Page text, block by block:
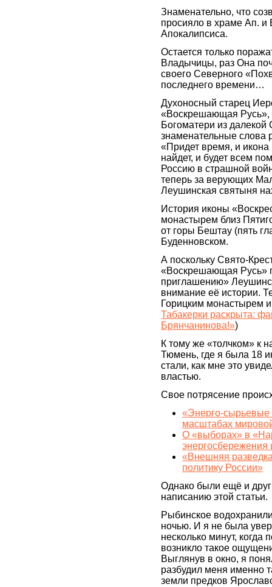
Знаменательно, что
просияло в храме Ап. и
Апокалипсиса.
Остается только
Владычицы, раз Она
своего Северного
последнего времени…
Духоносный старец
«Воскрешающая Русь»,
Богоматери из
знаменательные слова
«Придет время, и
найдет, и будет всем
Россию в страшной
теперь за верующих
Леушинская святыня
История иконы
монастырем близ
от горы Бештау (пять
Буденновском.
А поскольку Свято-
«Воскрешающая Русь»
приглашению»
внимание её истории.
Горицким монастырем
Табакерки раскрыта:
Брянчанинова!»)
К тому же «толчком» к
Тюмень, где я была 18
стали, как мне это
властью.
Свое потрясение
«Энерго-сырьевые
масштабах
О «выборах» в
«Внешняя
политику России»
Однако были ещё и
написанию этой статьи.
Рыбинское
ночью. И я не была
несколько минут,
возникло такое
Выглянув в окно, я
разбудил меня именно
земли предков